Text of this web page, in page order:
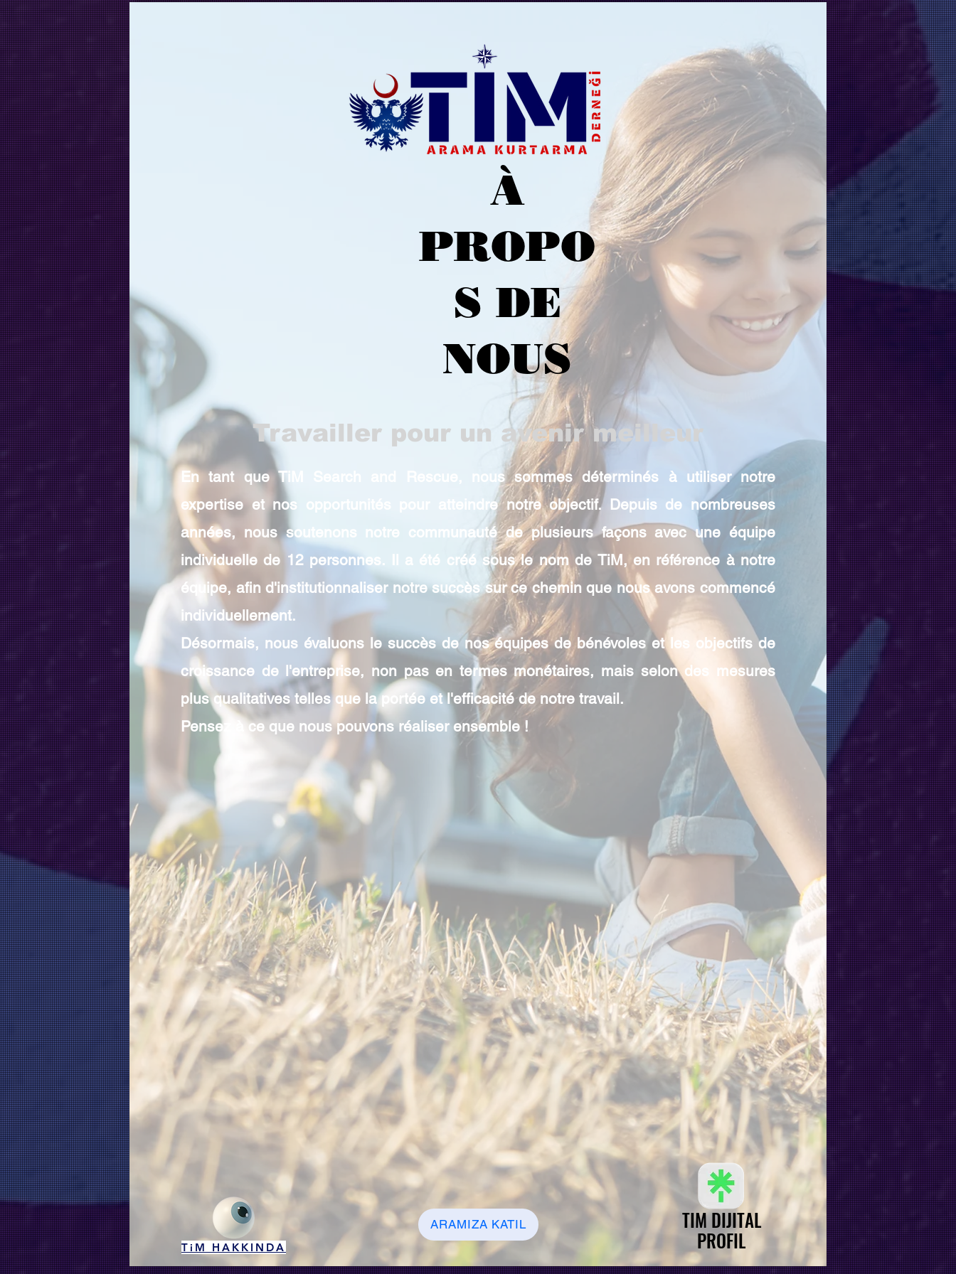
À
PROPO
S DE
NOUS
Travailler pour un avenir meilleur
En tant que TiM Search and Rescue, nous sommes déterminés à utiliser notre
expertise et nos opportunités pour atteindre notre objectif. Depuis de nombreuses
années, nous soutenons notre communauté de plusieurs façons avec une équipe
individuelle de 12 personnes. Il a été créé sous le nom de TiM, en référence à notre
équipe, afin d'institutionnaliser notre succès sur ce chemin que nous avons commencé
individuellement.
Désormais, nous évaluons le succès de nos équipes de bénévoles et les objectifs de
croissance de l'entreprise, non pas en termes monétaires, mais selon des mesures
plus qualitatives telles que la portée et l'efficacité de notre travail.
Pensez à ce que nous pouvons réaliser ensemble !
ARAMIZA KATIL TIM DIJITAL
PROFIL
TIM DIJITAL
PROFIL
TiM HAKKINDA